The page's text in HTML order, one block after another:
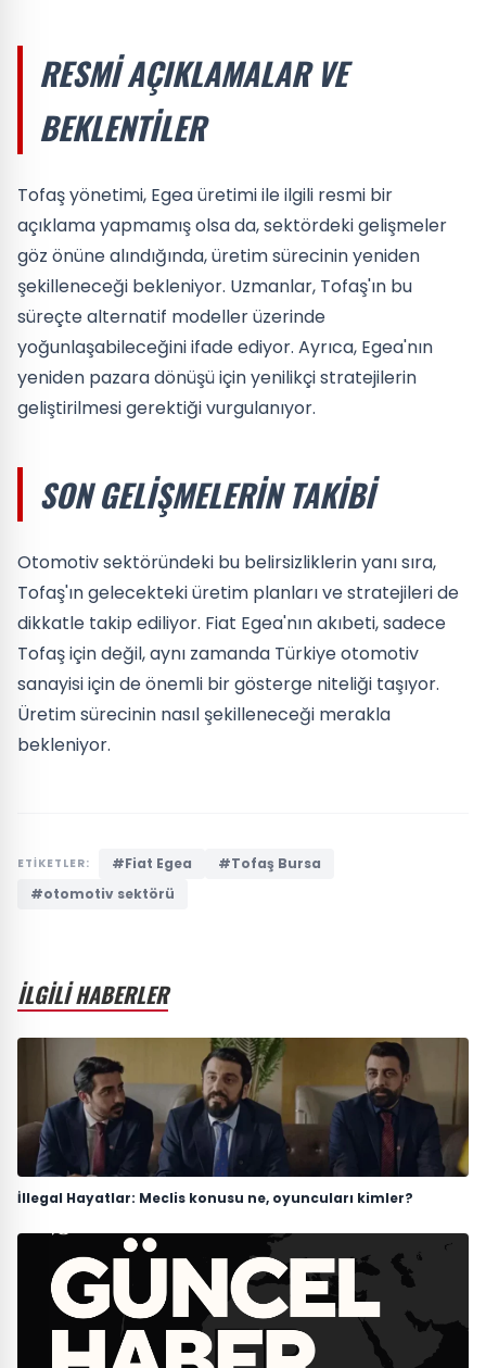
RESMI AÇIKLAMALAR VE
BEKLENTILER
Tofaş yönetimi, Egea üretimi ile ilgili resmi bir
açıklama yapmamış olsa da, sektördeki gelişmeler
göz önüne alındığında, üretim sürecinin yeniden
şekilleneceği bekleniyor. Uzmanlar, Tofaş'ın bu
süreçte alternatif modeller üzerinde
yoğunlaşabileceğini ifade ediyor. Ayrıca, Egea'nın
yeniden pazara dönüşü için yenilikçi stratejilerin
geliştirilmesi gerektiği vurgulanıyor.
SON GELIŞMELERIN TAKIBI
Otomotiv sektöründeki bu belirsizliklerin yanı sıra,
Tofaş'ın gelecekteki üretim planları ve stratejileri de
dikkatle takip ediliyor. Fiat Egea'nın akıbeti, sadece
Tofaş için değil, aynı zamanda Türkiye otomotiv
sanayisi için de önemli bir gösterge niteliği taşıyor.
Üretim sürecinin nasıl şekilleneceği merakla
bekleniyor.
ETİKETLER: #Fiat Egea
#Tofaş Bursa
#otomotiv sektörü
İLGİLİ HABERLER
İllegal Hayatlar: Meclis konusu ne, oyuncuları kimler?